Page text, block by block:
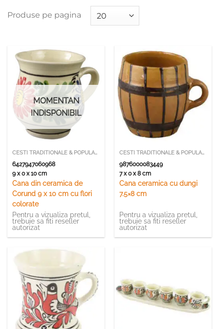
Produse pe pagina
MOMENTAN
INDISPONIBIL
CESTI TRADITIONALE & POPULARE
6427947060968
9 x 0 x 10 cm
Cana din ceramica de
Corund 9 x 10 cm cu flori
colorate
Pentru a vizualiza pretul,
trebuie sa fiti reseller
autorizat
CESTI TRADITIONALE & POPULARE
9876000083449
7 x 0 x 8 cm
Cana ceramica cu dungi
7.5×8 cm
Pentru a vizualiza pretul,
trebuie sa fiti reseller
autorizat